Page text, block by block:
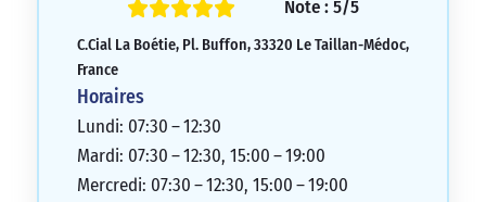
Note : 5/5
C.Cial La Boétie, Pl. Buffon, 33320 Le Taillan-Médoc,
France
Horaires
Lundi: 07:30 – 12:30
Mardi: 07:30 – 12:30, 15:00 – 19:00
Mercredi: 07:30 – 12:30, 15:00 – 19:00